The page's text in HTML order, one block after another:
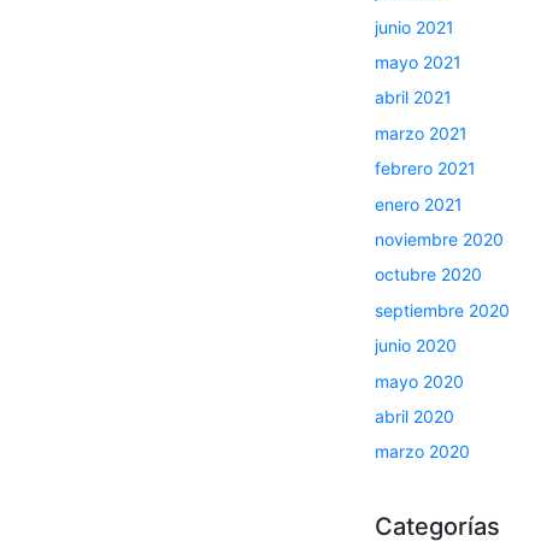
junio 2021
mayo 2021
abril 2021
marzo 2021
febrero 2021
enero 2021
noviembre 2020
octubre 2020
septiembre 2020
junio 2020
mayo 2020
abril 2020
marzo 2020
Categorías